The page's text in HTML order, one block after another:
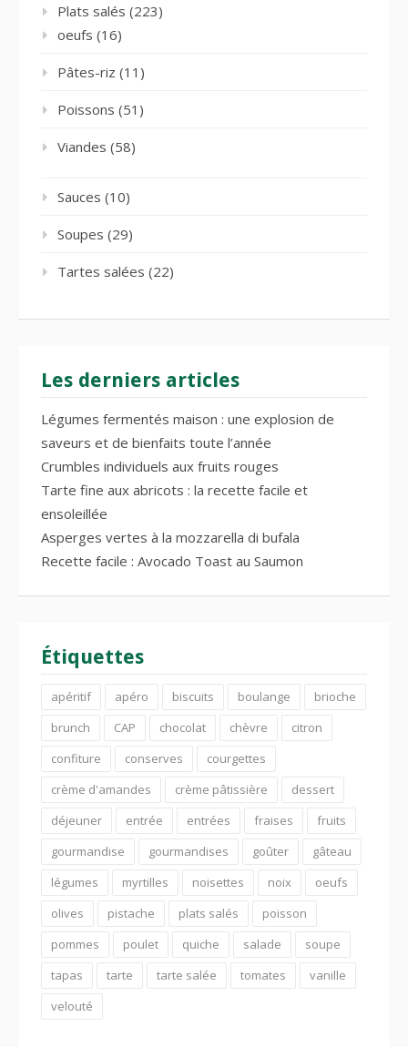
Plats salés (223)
oeufs (16)
Pâtes-riz (11)
Poissons (51)
Viandes (58)
Sauces (10)
Soupes (29)
Tartes salées (22)
Les derniers articles
Légumes fermentés maison : une explosion de
saveurs et de bienfaits toute l’année
Crumbles individuels aux fruits rouges
Tarte fine aux abricots : la recette facile et
ensoleillée
Asperges vertes à la mozzarella di bufala
Recette facile : Avocado Toast au Saumon
Étiquettes
apéritif apéro biscuits boulange
brioche
brunch
CAP chocolat chèvre
citron
confiture
conserves
courgettes
crème d'amandes
crème pâtissière
dessert
déjeuner
entrée entrées fraises
fruits
gourmandise
gourmandises goûter
gâteau
légumes
myrtilles noisettes noix
oeufs
olives
pistache plats salés
poisson
pommes
poulet quiche salade
soupe
tapas
tarte tarte salée tomates
vanille
velouté